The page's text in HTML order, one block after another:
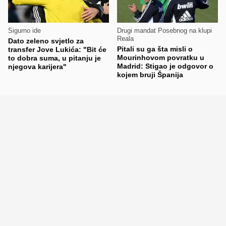
Sigurno ide
Dato zeleno svjetlo za
transfer Jove Lukića: "Bit će
to dobra suma, u pitanju je
njegova karijera"
Drugi mandat Posebnog na klupi
Reala
Pitali su ga šta misli o
Mourinhovom povratku u
Madrid: Stigao je odgovor o
kojem bruji Španija